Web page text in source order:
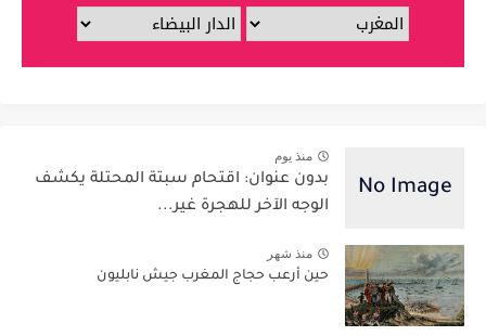
منذ يوم
بدون عنوان: اقتحام سبتة المحتلة يكشف
الوجه الآخر للهجرة غير...
منذ شهر
حين أرعب حجاج المغرب جيش نابليون